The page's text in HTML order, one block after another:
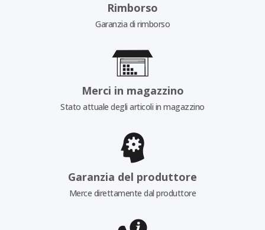
Rimborso
Garanzia di rimborso
Merci in magazzino
Stato attuale degli articoli in magazzino
Garanzia del produttore
Merce direttamente dal produttore